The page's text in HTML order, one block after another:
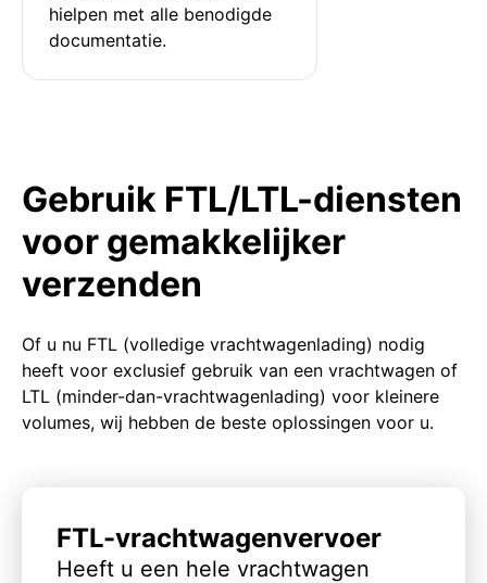
hielpen met alle benodigde
documentatie.
Gebruik FTL/LTL-diensten
voor gemakkelijker
verzenden
Of u nu FTL (volledige vrachtwagenlading) nodig
heeft voor exclusief gebruik van een vrachtwagen of
LTL (minder-dan-vrachtwagenlading) voor kleinere
volumes, wij hebben de beste oplossingen voor u.
FTL-vrachtwagenvervoer
Heeft u een hele vrachtwagen